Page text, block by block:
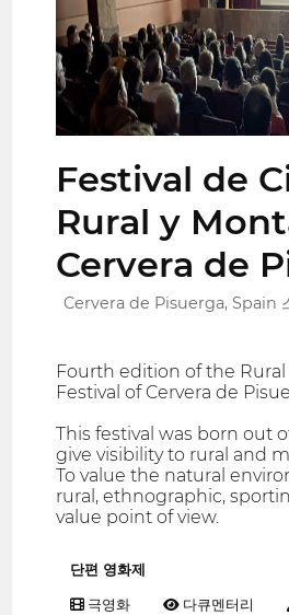
Festival de
Rural y
Cervera de
Cervera de Pisuerga, Spain
Fourth edition of the
Festival of Cervera de
This festival was born out
give visibility to rural and
To value the natural
rural, ethnographic,
value point of view.
단편 영화제
극영화 다큐멘터리